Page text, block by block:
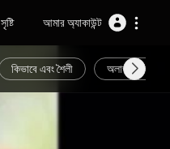
সৃষ্টি আমার অ্যাকাউন্ট
কিভাবে এবং শৈলী অলাভজনক এবং